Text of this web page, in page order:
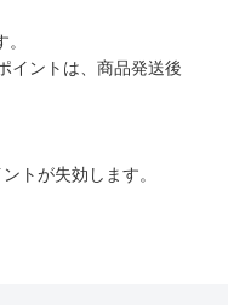
イントは、商品発送後
トが失効します。